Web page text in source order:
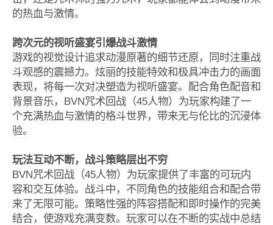
的热血与激情。
跨次元的视听盛宴引爆战斗激情
游戏的视觉设计追求动漫原著的细节还原，同时注重战
斗观感的震撼力。炫丽的技能特效和极具冲击力的画面
表现，将每一次对决塑造为视听盛宴。配合角色配音和
背景音乐，BVN咒术回战（45人物）为玩家构建了一
个充满热血与激情的格斗世界，带来无与伦比的沉浸体
验。
玩法互动不断，战斗策略层出不穷
BVN咒术回战（45人物）为玩家提供了丰富的可玩内
容和交互体验。战斗中，不同角色的技能组合和配合带
来了无限可能。策略性强的阵容搭配和即时操作的完美
结合，使游戏充满变数。玩家可以在不断的实战中总结